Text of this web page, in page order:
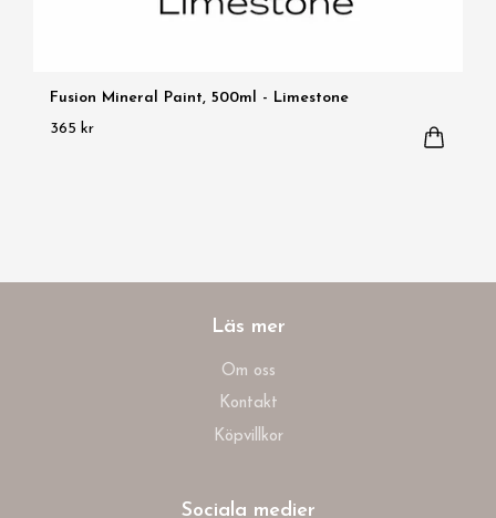
Fusion Mineral Paint, 500ml - Limestone
365 kr
Läs mer
Om oss
Kontakt
Köpvillkor
Sociala medier